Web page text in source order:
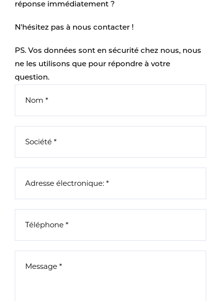
réponse immédiatement ?
N'hésitez pas à nous contacter !
PS. Vos données sont en sécurité chez nous, nous
ne les utilisons que pour répondre à votre
question.